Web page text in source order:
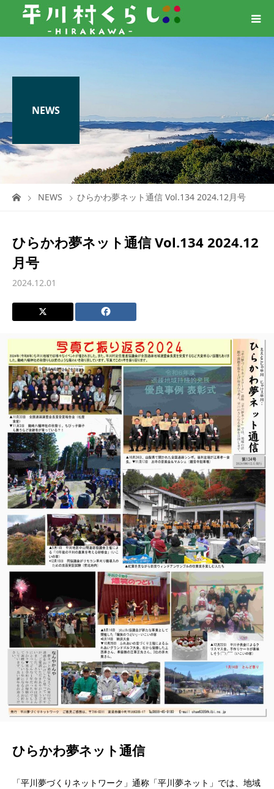
NEWS
NEWS ひらかわ夢ネット通信 Vol.134 2024.12月号
ひらかわ夢ネット通信 Vol.134 2024.12
月号
2024.12.01
ひらかわ夢ネット通信
「平川夢づくりネットワーク」通称「平川夢ネット」では、地域